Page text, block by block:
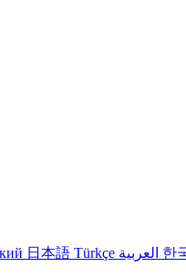
日本語 Türkçe 한